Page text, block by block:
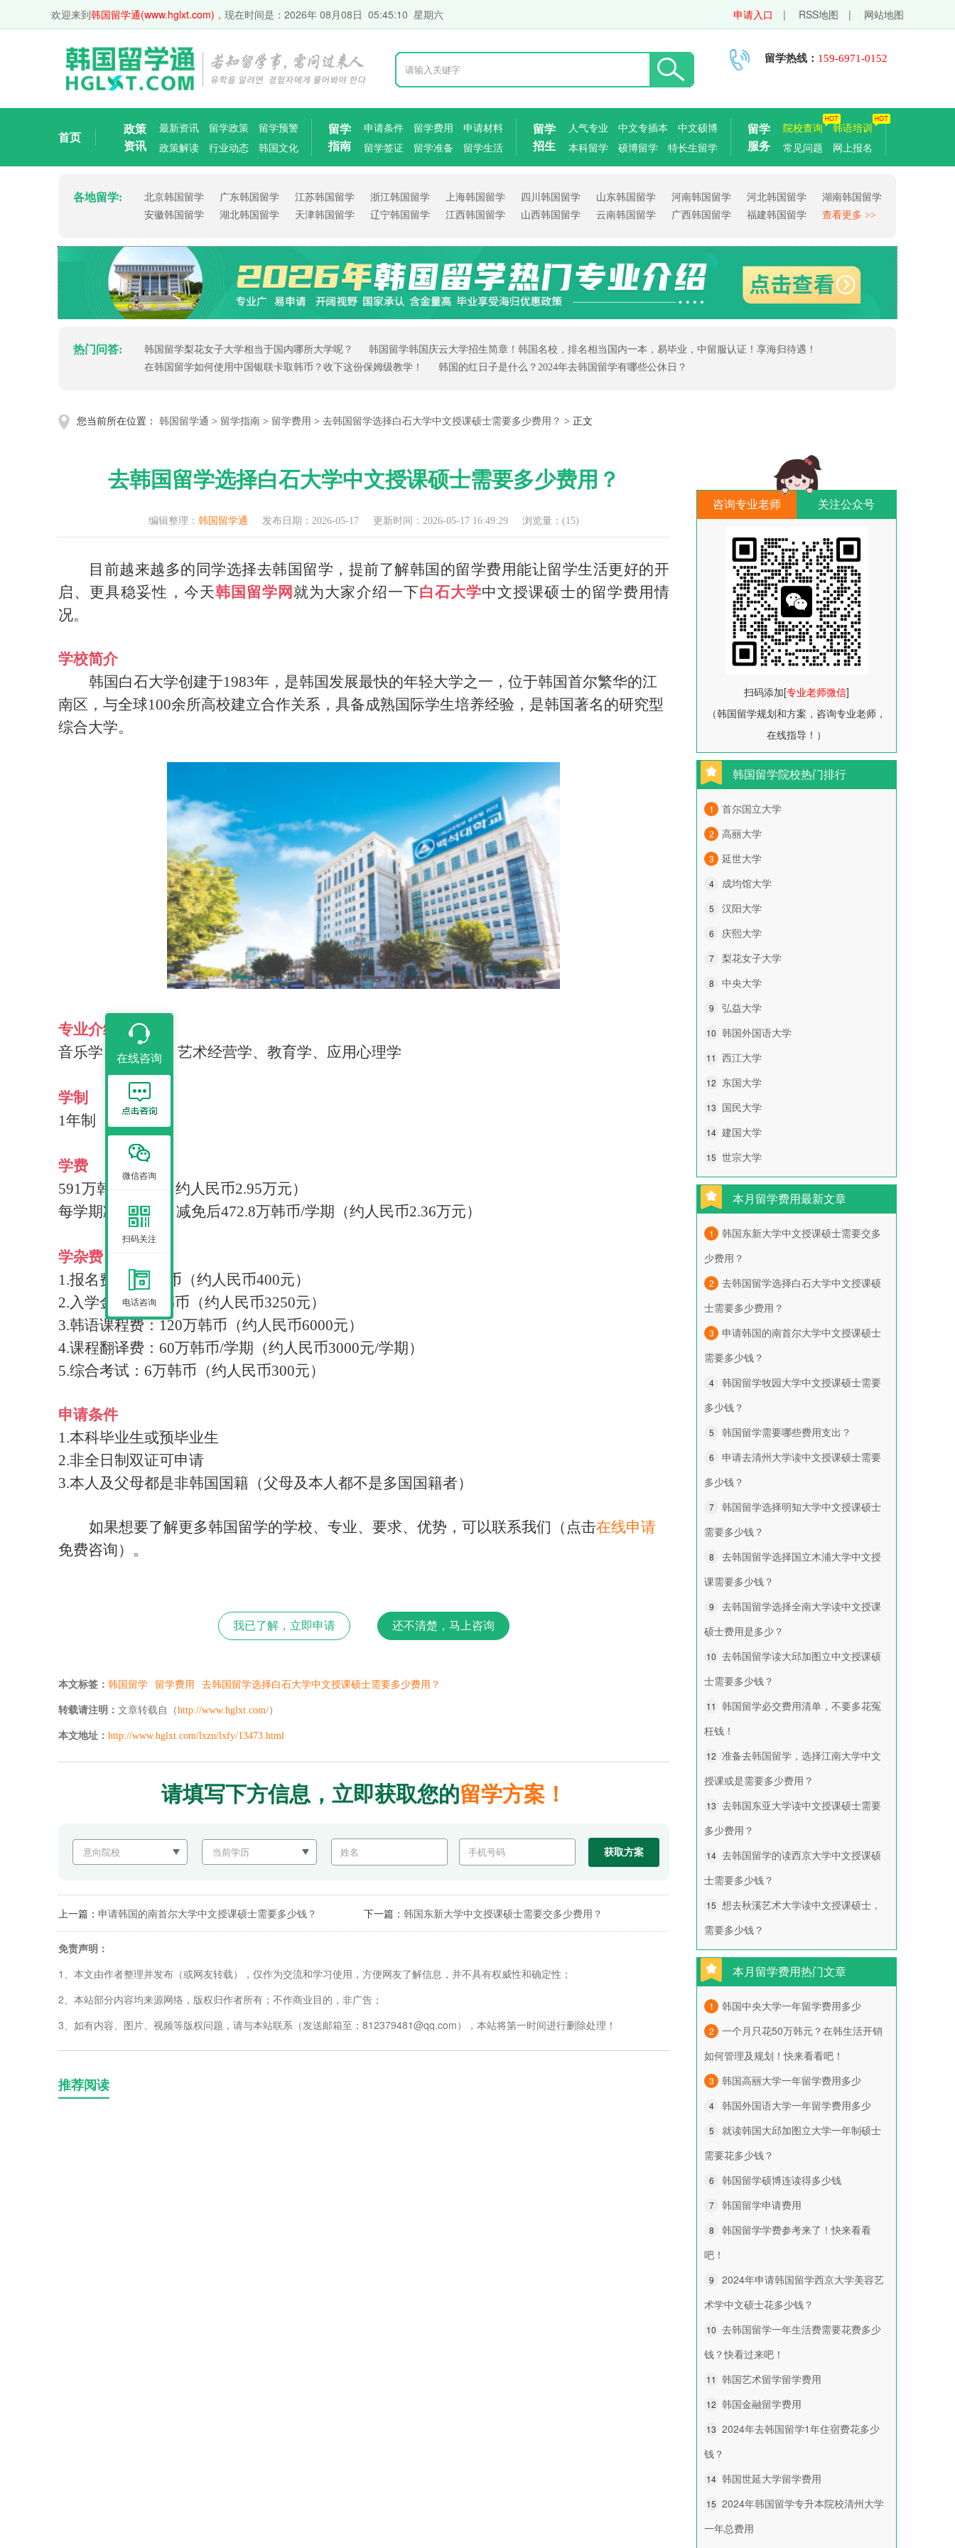
欢迎来到韩国留学通(www.hglxt.com) ，现在时间是： 2026年 08月08日 05:45:11 星期六 申请入口 | RSS地图 | 网站地图
留学热线： 159-6971-0152
首页
政策
资讯
最新资讯 留学政策
留学预警
政策解读
行业动态 韩国文化
留学
指南
申请条件 留学费用
申请材料
留学签证
留学准备 留学生活
留学
招生
人气专业 中文专插本
中文硕博
本科留学
硕博留学 特长生留学
留学
服务
院校查询
韩语培训
常见问题
网上报名
各地留学: 北京韩国留学 广东韩国留学 江苏韩国留学 浙江韩国留学 上海韩国留学 四川韩国留学 山东韩国留学 河南韩国留学 河北韩国留学
湖南韩国留学
安徽韩国留学
湖北韩国留学 天津韩国留学 辽宁韩国留学 江西韩国留学 山西韩国留学 云南韩国留学 广西韩国留学 福建韩国留学 查看更多 >>
热门问答: 韩国留学梨花女子大学相当于国内哪所大学呢？
韩国留学韩国庆云大学招生简章！韩国名校，排名相当国内一本，易毕业，中留服认证！享海归待遇！
在韩国留学如何使用中国银联卡取韩币？收下这份保姆级教学！
韩国的红日子是什么？2024年去韩国留学有哪些公休日？
您当前所在位置： 韩国留学通 > 留学指南 > 留学费用 > 去韩国留学选择白石大学中文授课硕士需要多少费用？ > 正文
去韩国留学选择白石大学中文授课硕士需要多少费用？
编辑整理： 韩国留学通 发布日期：2026-05-17 更新时间：2026-05-17 16:49:29 浏览量：(15)
目前越来越多的同学选择去韩国留学，提前了解韩国的留学费用能让留学生活更好的开
启、更具稳妥性，今天韩国留学网就为大家介绍一下白石大学中文授课硕士的留学费用情
况。
学校简介
韩国白石大学创建于1983年，是韩国发展最快的年轻大学之一，位于韩国首尔繁华的江
南区，与全球100余所高校建立合作关系，具备成熟国际学生培养经验，是韩国著名的研究型
综合大学。
专业介绍
音乐学、美术学、艺术经营学、教育学、应用心理学
学制
1年制（4学期）
学费
591万韩币/学期（约人民币2.95万元）
每学期减免20%，减免后472.8万韩币/学期（约人民币2.36万元）
学杂费
1.报名费：8万韩币（约人民币400元）
2.入学金：65万韩币（约人民币3250元）
3.韩语课程费：120万韩币（约人民币6000元）
4.课程翻译费：60万韩币/学期（约人民币3000元/学期）
5.综合考试：6万韩币（约人民币300元）
申请条件
1.本科毕业生或预毕业生
2.非全日制双证可申请
3.本人及父母都是非韩国国籍（父母及本人都不是多国国籍者）
如果想要了解更多韩国留学的学校、专业、要求、优势，可以联系我们（点击在线申请
免费咨询）。
我已了解，立即申请 还不清楚，马上咨询
本文标签： 韩国留学 留学费用 去韩国留学选择白石大学中文授课硕士需要多少费用？
转载请注明： 文章转载自（http://www.hglxt.com/）
本文地址： http://www.hglxt.com/lxzn/lxfy/13473.html
请填写下方信息，立即获取您的留学方案！
上一篇： 申请韩国的南首尔大学中文授课硕士需要多少钱？ 下一篇： 韩国东新大学中文授课硕士需要交多少费用？
免责声明：
1、本文由作者整理并发布（或网友转载），仅作为交流和学习使用，方便网友了解信息，并不具有权威性和确定性；
2、本站部分内容均来源网络，版权归作者所有；不作商业目的，非广告；
3、如有内容、图片、视频等版权问题，请与本站联系（发送邮箱至：812379481@qq.com），本站将第一时间进行删除处理！
推荐阅读
咨询专业老师 关注公众号
扫码添加[专业老师微信]
（韩国留学规划和方案，咨询专业老师，
在线指导！）
韩国留学院校热门排行
1 首尔国立大学
2 高丽大学
3 延世大学
4 成均馆大学
5 汉阳大学
6 庆熙大学
7 梨花女子大学
8 中央大学
9 弘益大学
10 韩国外国语大学
11 西江大学
12 东国大学
13 国民大学
14 建国大学
15 世宗大学
本月留学费用最新文章
1
韩国东新大学中文授课硕士需要交多
少费用？
2
去韩国留学选择白石大学中文授课硕
士需要多少费用？
3
申请韩国的南首尔大学中文授课硕士
需要多少钱？
4
韩国留学牧园大学中文授课硕士需要
多少钱？
5 韩国留学需要哪些费用支出？
6
申请去清州大学读中文授课硕士需要
多少钱？
7
韩国留学选择明知大学中文授课硕士
需要多少钱？
8
去韩国留学选择国立木浦大学中文授
课需要多少钱？
9
去韩国留学选择全南大学读中文授课
硕士费用是多少？
10 去韩国留学读大邱加图立中文授课硕
士需要多少钱？
11 韩国留学必交费用清单，不要多花冤
枉钱！
12 准备去韩国留学，选择江南大学中文
授课或是需要多少费用？
13 去韩国东亚大学读中文授课硕士需要
多少费用？
14 去韩国留学的读西京大学中文授课硕
士需要多少钱？
15 想去秋溪艺术大学读中文授课硕士，
需要多少钱？
本月留学费用热门文章
1 韩国中央大学一年留学费用多少
2
一个月只花50万韩元？在韩生活开销
如何管理及规划！快来看看吧！
3 韩国高丽大学一年留学费用多少
4 韩国外国语大学一年留学费用多少
5
就读韩国大邱加图立大学一年制硕士
需要花多少钱？
6 韩国留学硕博连读得多少钱
7 韩国留学申请费用
8
韩国留学学费参考来了！快来看看
吧！
9
2024年申请韩国留学西京大学美容艺
术学中文硕士花多少钱？
10 去韩国留学一年生活费需要花费多少
钱？快看过来吧！
11 韩国艺术留学留学费用
12 韩国金融留学费用
13 2024年去韩国留学1年住宿费花多少
钱？
14 韩国世延大学留学费用
15 2024年韩国留学专升本院校清州大学
一年总费用
在线咨询
微信咨询
扫码关注
电话咨询